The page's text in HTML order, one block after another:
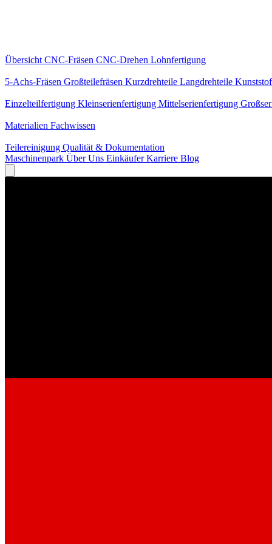
Übersicht CNC-Fräsen CNC-Drehen Lohnfertigung
5-Achs-Fräsen Großteilefräsen Kurzdrehteile Langdrehteile
Einzelteilfertigung Kleinserienfertigung Mittelserienfertigung
Materialien Fachwissen
Teilereinigung Qualität & Dokumentation
Maschinenpark Über Uns EinkäuferKarriere Blog